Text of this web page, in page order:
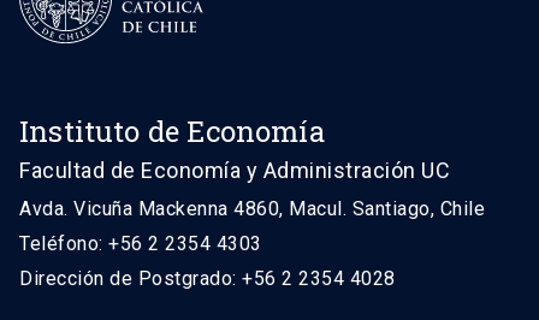
Instituto de Economía
Facultad de Economía y Administración UC
Avda. Vicuña Mackenna 4860, Macul. Santiago, Chile
Teléfono: +56 2 2354 4303
Dirección de Postgrado: +56 2 2354 4028